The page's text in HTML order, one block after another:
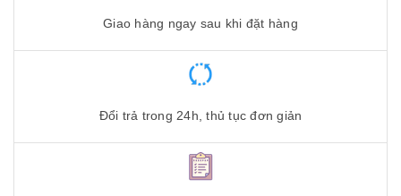
Giao hàng ngay sau khi đặt hàng
Đổi trả trong 24h, thủ tục đơn giản